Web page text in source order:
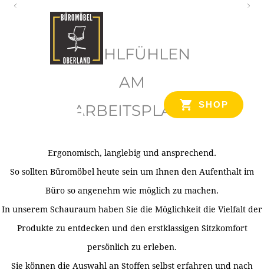
SHOP
WOHLFÜHLEN
AM
ARBEITSPLATZ
Ergonomisch, langlebig und ansprechend.
So sollten Büromöbel heute sein um Ihnen den Aufenthalt im
Büro so angenehm wie möglich zu machen.
In unserem Schauraum haben Sie die Möglichkeit die Vielfalt der
Produkte zu entdecken und den erstklassigen Sitzkomfort
persönlich zu erleben.
Sie können die Auswahl an Stoffen selbst erfahren und nach